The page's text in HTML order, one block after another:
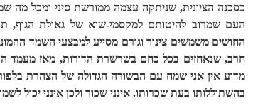
כסכנה הציונית, שניתקה עצמה ממורשת סיני ומכל
העם שמרוב להיטותם למקסמי-שוא של גאולת הגוף,
החושים משמשים צינור וגורם מסייע למבצעי השמד
חרב, שנאחזים בכל כחם בשרשרת הדורות, מאז מעמד
מדוע אין אני שמח עם הבשורה הגדולה של הצהרת
בהשתוללותו בעת שכרותו. אינני שכור ולכן אינני יכול